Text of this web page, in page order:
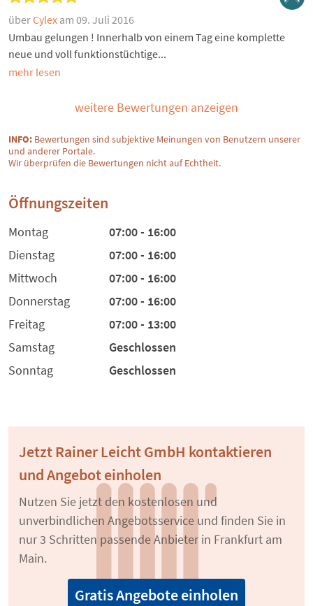
überCylex am 09. Juli 2016
Umbau gelungen ! Innerhalb von einem Tag eine komplette
neue und voll funktionstüchtige...
mehr lesen
weitere Bewertungen anzeigen
INFO: Bewertungen sind subjektive Meinungen von Benutzern unserer
und anderer Portale.
Wir überprüfen die Bewertungen nicht auf Echtheit.
Öffnungszeiten
Montag
07:00 - 16:00
Dienstag
07:00 - 16:00
Mittwoch
07:00 - 16:00
Donnerstag
07:00 - 16:00
Freitag
07:00 - 13:00
Samstag
Geschlossen
Sonntag
Geschlossen
Jetzt Rainer Leicht GmbH kontaktieren
und Angebot einholen
Nutzen Sie jetzt den kostenlosen und
unverbindlichen Angebotsservice und finden Sie in
nur 3 Schritten passende Anbieter in Frankfurt am
Main.
Gratis Angebote einholen